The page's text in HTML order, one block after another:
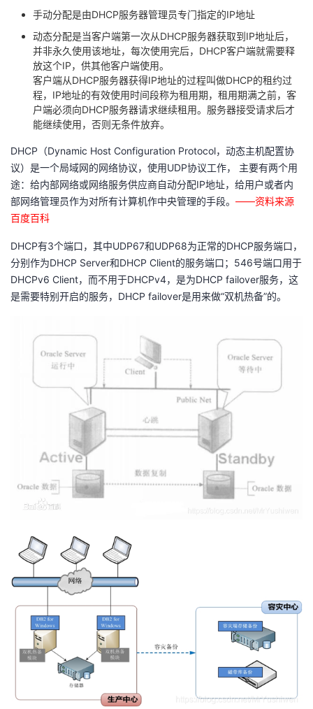
程认
证
的
实
验
我
的
收
藏
术
支
持
云
声
建
议
手动分配是由DHCP服务器管理员专门指定的IP地址
动态分配是当客户端第一次从DHCP服务器获取到IP地址后，
并非永久使用该地址，每次使用完后，DHCP客户端就需要释
放这个IP，供其他客户端使用。
客户端从DHCP服务器获得IP地址的过程叫做DHCP的租约过
程，IP地址的有效使用时间段称为租用期，租用期满之前，客
户端必须向DHCP服务器请求继续租用。服务器接受请求后才
能继续使用，否则无条件放弃。
DHCP（Dynamic Host Configuration Protocol，动态主机配置协
议）是一个局域网的网络协议，使用UDP协议工作， 主要有两个用
途：给内部网络或网络服务供应商自动分配IP地址，给用户或者内
部网络管理员作为对所有计算机作中央管理的手段。 ——资料来源
百度百科
DHCP有3个端口，其中UDP67和UDP68为正常的DHCP服务端口，
分别作为DHCP Server和DHCP Client的服务端口；546号端口用于
DHCPv6 Client，而不用于DHCPv4，是为DHCP failover服务，这
是需要特别开启的服务，DHCP failover是用来做“双机热备”的。